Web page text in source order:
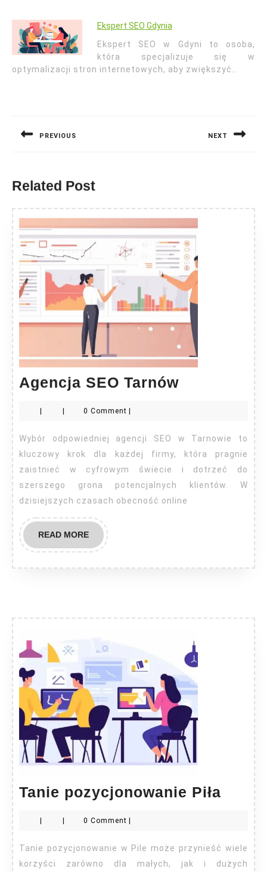
Ekspert SEO Gdynia
Ekspert SEO w Gdyni to osoba,
która specjalizuje się w
optymalizacji stron internetowych, aby zwiększyć…
PREVIOUS NEXT
Related Post
Agencja SEO TarnówAgencja
| | 0 Comment |
Wybór odpowiedniej agencji SEO w Tarnowie to
kluczowy krok dla każdej firmy, która pragnie
zaistnieć w cyfrowym świecie i dotrzeć do
szerszego grona potencjalnych klientów. W
dzisiejszych czasach obecność online
READ MOREREAD
MORE
Tanie pozycjonowanie Piła Tanie
| | 0 Comment |
Tanie pozycjonowanie w Pile może przynieść wiele
korzyści zarówno dla małych, jak i dużych